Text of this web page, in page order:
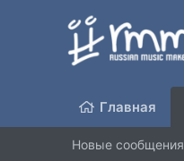
Главная
Новые сообщения